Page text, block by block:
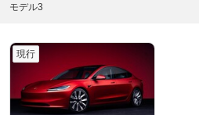
モデル3
現行